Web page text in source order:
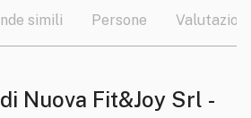
simili Persone Valutazioni
Nuova Fit&Joy Srl -